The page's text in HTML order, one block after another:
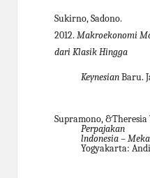
Sukirno, Sadono.
2012.Makroekonomi
dari Klasik Hingga
Keynesian Baru.
Supramono,
Perpajakan
lndonesia –
Yogyakarta: